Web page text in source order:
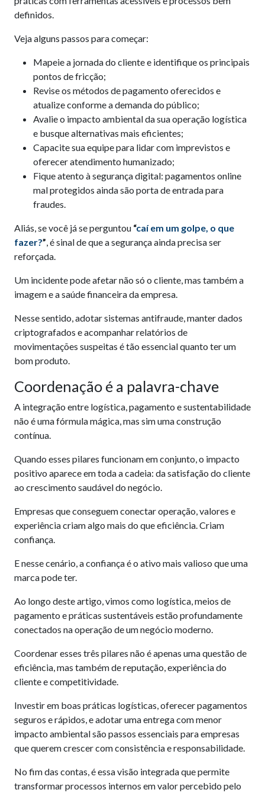
definidos.
Veja alguns passos para começar:
Mapeie a jornada do cliente e identifique os principais
pontos de fricção;
Revise os métodos de pagamento oferecidos e
atualize conforme a demanda do público;
Avalie o impacto ambiental da sua operação logística
e busque alternativas mais eficientes;
Capacite sua equipe para lidar com imprevistos e
oferecer atendimento humanizado;
Fique atento à segurança digital: pagamentos online
mal protegidos ainda são porta de entrada para
fraudes.
Aliás, se você já se perguntou “caí em um golpe, o que
fazer?”, é sinal de que a segurança ainda precisa ser
reforçada.
Um incidente pode afetar não só o cliente, mas também a
imagem e a saúde financeira da empresa.
Nesse sentido, adotar sistemas antifraude, manter dados
criptografados e acompanhar relatórios de
movimentações suspeitas é tão essencial quanto ter um
bom produto.
Coordenação é a palavra-chave
A integração entre logística, pagamento e sustentabilidade
não é uma fórmula mágica, mas sim uma construção
contínua.
Quando esses pilares funcionam em conjunto, o impacto
positivo aparece em toda a cadeia: da satisfação do cliente
ao crescimento saudável do negócio.
Empresas que conseguem conectar operação, valores e
experiência criam algo mais do que eficiência. Criam
confiança.
E nesse cenário, a confiança é o ativo mais valioso que uma
marca pode ter.
Ao longo deste artigo, vimos como logística, meios de
pagamento e práticas sustentáveis estão profundamente
conectados na operação de um negócio moderno.
Coordenar esses três pilares não é apenas uma questão de
eficiência, mas também de reputação, experiência do
cliente e competitividade.
Investir em boas práticas logísticas, oferecer pagamentos
seguros e rápidos, e adotar uma entrega com menor
impacto ambiental são passos essenciais para empresas
que querem crescer com consistência e responsabilidade.
No fim das contas, é essa visão integrada que permite
transformar processos internos em valor percebido pelo